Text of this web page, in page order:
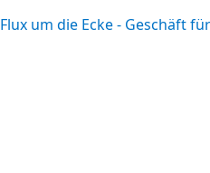
Flux um die Ecke - Geschäft